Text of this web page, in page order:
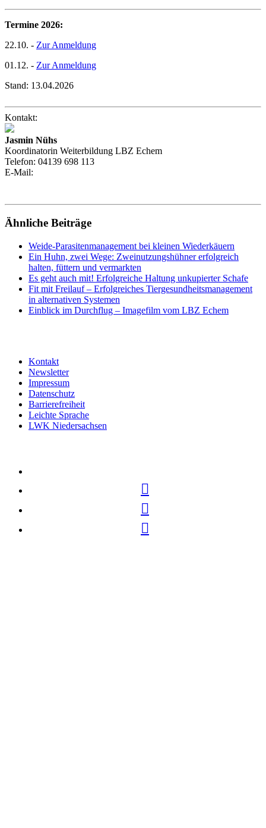
Termine 2026:
22.10. - Zur Anmeldung
01.12. - Zur Anmeldung
Stand: 13.04.2026
Kontakt:
Jasmin Nühs
Koordinatorin Weiterbildung LBZ Echem
Telefon: 04139 698 113
E-Mail:
Ähnliche Beiträge
Weide-Parasitenmanagement bei kleinen Wiederkäuern
Ein Huhn, zwei Wege: Zweinutzungshühner erfolgreich
halten, füttern und vermarkten
Es geht auch mit! Erfolgreiche Haltung unkupierter Schafe
Fit mit Freilauf – Erfolgreiches Tiergesundheitsmanagement
in alternativen Systemen
Einblick im Durchflug – Imagefilm vom LBZ Echem
Kontakt
Newsletter
Impressum
Datenschutz
Barrierefreiheit
Leichte Sprache
LWK Niedersachsen